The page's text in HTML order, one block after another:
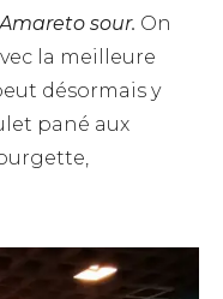
Amareto sour. On
la meilleure
désormais y
pané aux